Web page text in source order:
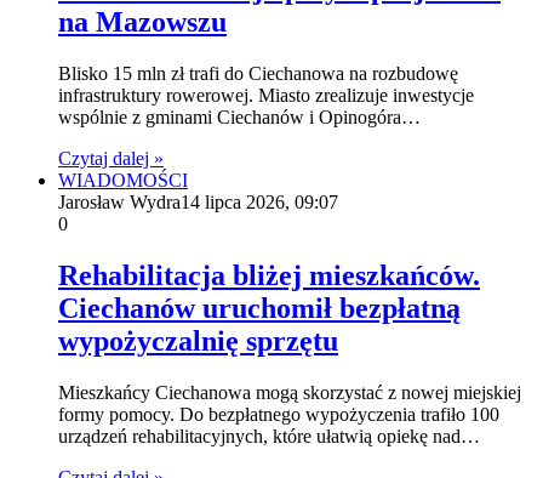
na Mazowszu
Blisko 15 mln zł trafi do Ciechanowa na rozbudowę
infrastruktury rowerowej. Miasto zrealizuje inwestycje
wspólnie z gminami Ciechanów i Opinogóra…
Czytaj dalej »
WIADOMOŚCI
Jarosław Wydra14 lipca 2026, 09:07
0
Rehabilitacja bliżej mieszkańców.
Ciechanów uruchomił bezpłatną
wypożyczalnię sprzętu
Mieszkańcy Ciechanowa mogą skorzystać z nowej miejskiej
formy pomocy. Do bezpłatnego wypożyczenia trafiło 100
urządzeń rehabilitacyjnych, które ułatwią opiekę nad…